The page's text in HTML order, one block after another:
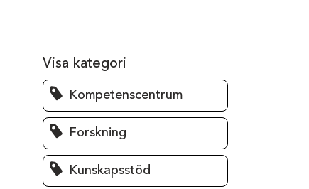
Visa kategori
Kompetenscentrum
Forskning
Kunskapsstöd